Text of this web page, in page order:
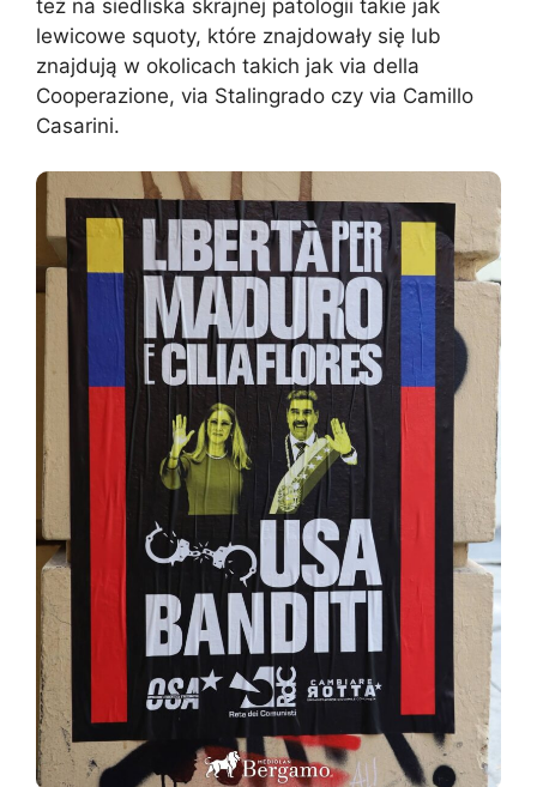
też na siedliska skrajnej patologii takie jak
lewicowe squoty, które znajdowały się lub
znajdują w okolicach takich jak via della
Cooperazione, via Stalingrado czy via Camillo
Casarini.